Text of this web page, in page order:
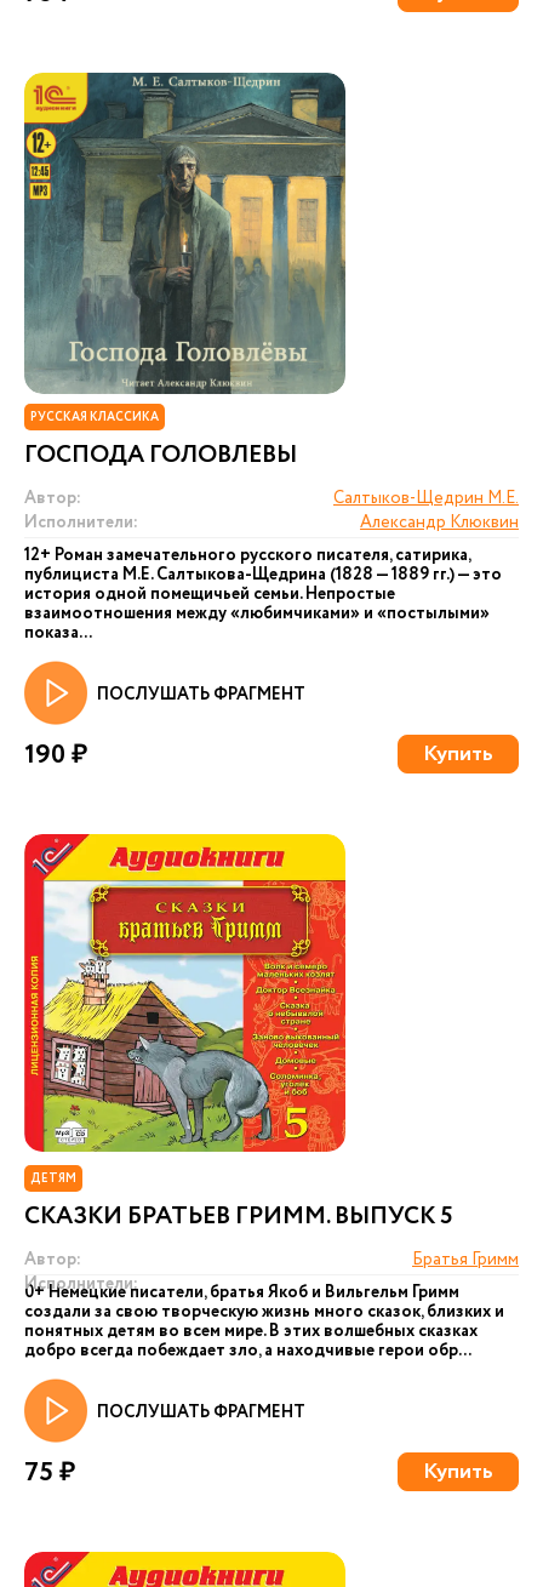
РУССКАЯ КЛАССИКА
ГОСПОДА ГОЛОВЛЕВЫ
Автор:
Салтыков-Щедрин М.Е.
Исполнители:
Александр Клюквин
12+ Роман замечательного русского писателя, сатирика,
публициста М.Е. Салтыкова-Щедрина (1828 — 1889 гг.) — это
история одной помещичьей семьи. Непростые
взаимоотношения между «любимчиками» и «постылыми»
показа...
ПОСЛУШАТЬ ФРАГМЕНТ
190 ₽ Купить
ДЕТЯМ
СКАЗКИ БРАТЬЕВ ГРИММ. ВЫПУСК 5
Автор:
Братья Гримм
Исполнители:
0+ Немецкие писатели, братья Якоб и Вильгельм Гримм
создали за свою творческую жизнь много сказок, близких и
понятных детям во всем мире. В этих волшебных сказках
добро всегда побеждает зло, а находчивые герои обр...
ПОСЛУШАТЬ ФРАГМЕНТ
75 ₽ Купить